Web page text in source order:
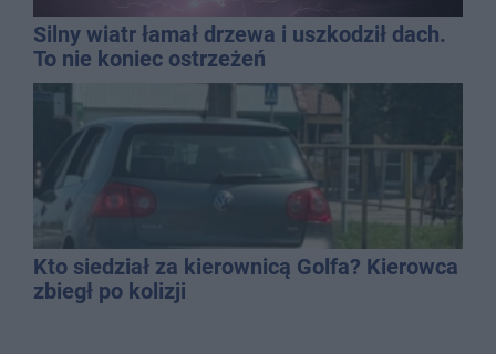
Silny wiatr łamał drzewa i uszkodził dach.
To nie koniec ostrzeżeń
Kto siedział za kierownicą Golfa? Kierowca
zbiegł po kolizji